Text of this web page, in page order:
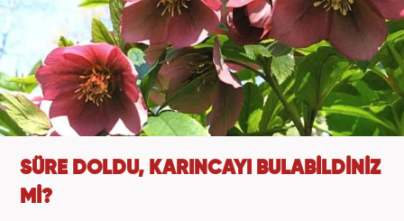
SÜRE DOLDU, KARINCAYI BULABİLDİNİZ
Mİ?